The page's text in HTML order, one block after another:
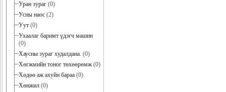
Уран зураг (0)
Усны наос (2)
Уут (0)
Ухаалаг баримт үдэгч машин
(0)
Хаусны зураг худалдана. (0)
Хөгжмийн тоног төхөөрөмж(0)
Хөдөө аж ахуйн бараа (0)
Хөнжил (0)